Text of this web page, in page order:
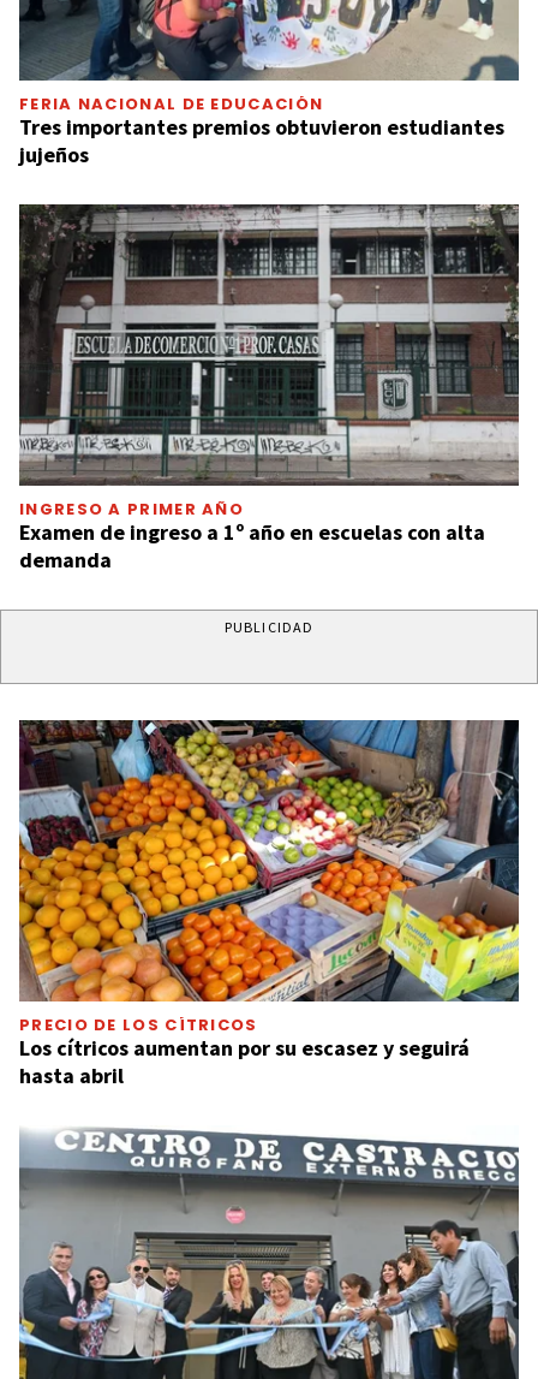
FERIA NACIONAL DE EDUCACIÓN
Tres importantes premios obtuvieron estudiantes
jujeños
INGRESO A PRIMER AÑO
Examen de ingreso a 1º año en escuelas con alta
demanda
PUBLICIDAD
PRECIO DE LOS CÍTRICOS
Los cítricos aumentan por su escasez y seguirá
hasta abril